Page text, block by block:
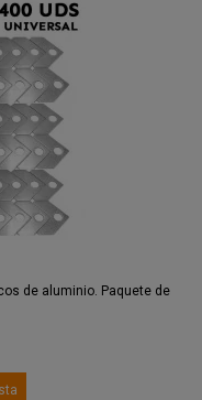
de aluminio. Paquete de